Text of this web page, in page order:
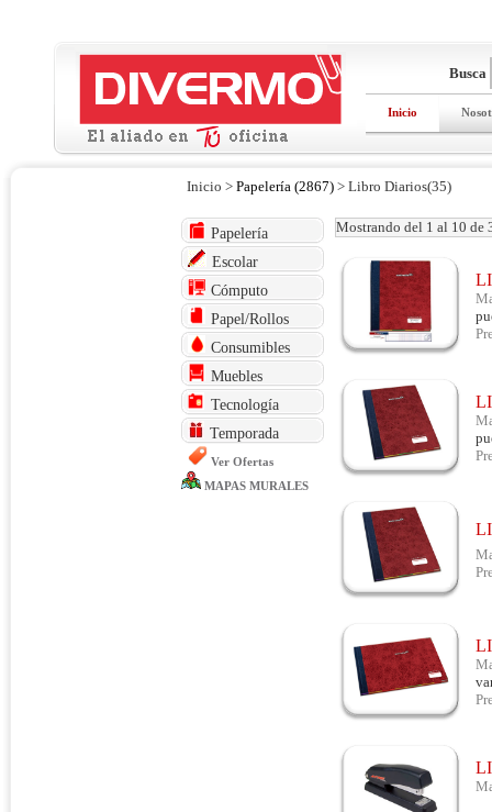
Busca
Inicio
Inicio > Papelería (2867) > Libro Diarios(35)
Papelería
Escolar
Cómputo
Papel/Rollos
Consumibles
Muebles
Tecnología
Temporada
Ver Ofertas
MAPAS MURALES
Mostrando del 1 al 10 de